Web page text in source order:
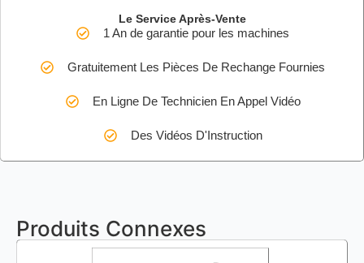
Le Service Après-Vente
1 An de garantie pour les machines
Gratuitement Les Pièces De Rechange Fournies
En Ligne De Technicien En Appel Vidéo
Des Vidéos D'Instruction
Produits Connexes